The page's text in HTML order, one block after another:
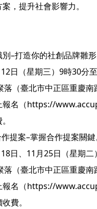
，提升社會影響力。
–打造你的社創品牌雛形
日（星期三）9時30分至
（臺北市中正區重慶南
報名（https://
提案–掌握合作提案關鍵
日、11月25日（星期二
（臺北市中正區重慶南
報名（https://
費。